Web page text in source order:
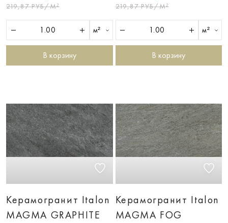
219,87 РУБ/М²
м²
В корзину
219,87 РУБ/М²
м²
В корзину
Керамогранит Italon
MAGMA GRAPHITE
Керамогранит Italon
MAGMA FOG